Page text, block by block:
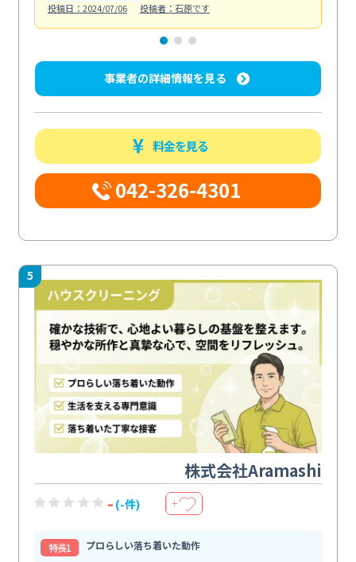
投稿日：2024/07/06
投稿者：石原です
事業者の詳細情報を見る
料金を見る
042-326-4301
5
株式会社Aramashi
- (-件) ＋
特⻑1
プロらしい落ち着いた動作